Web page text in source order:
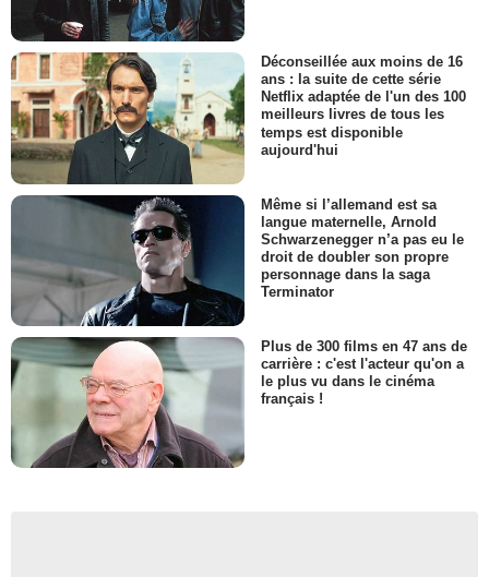
Déconseillée aux moins de 16
ans : la suite de cette série
Netflix adaptée de l'un des 100
meilleurs livres de tous les
temps est disponible
aujourd'hui
Même si l’allemand est sa
langue maternelle, Arnold
Schwarzenegger n’a pas eu le
droit de doubler son propre
personnage dans la saga
Terminator
Plus de 300 films en 47 ans de
carrière : c'est l'acteur qu'on a
le plus vu dans le cinéma
français !